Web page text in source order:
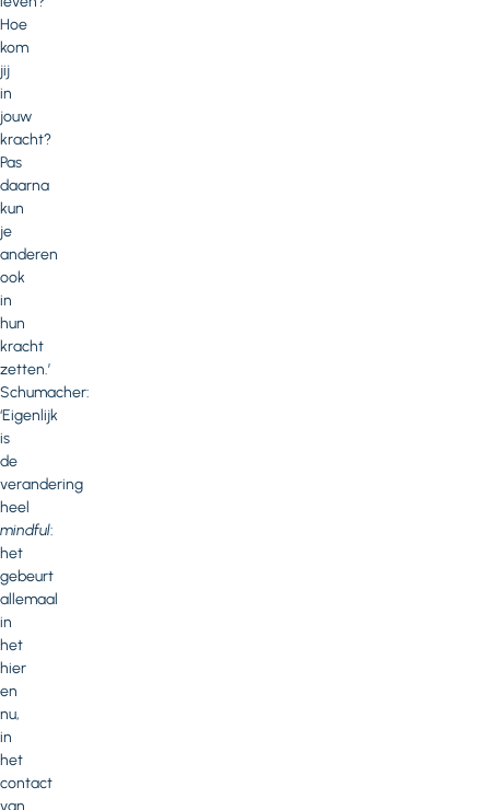
Hoe
kom
jij
in
jouw
kracht?
Pas
daarna
kun
je
anderen
ook
in
hun
kracht
zetten.’
Schumacher:
‘Eigenlijk
is
de
verandering
heel
mindful:
het
gebeurt
allemaal
in
het
hier
en
nu,
in
het
contact